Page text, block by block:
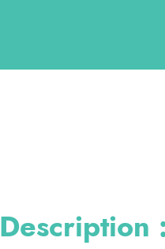
Description